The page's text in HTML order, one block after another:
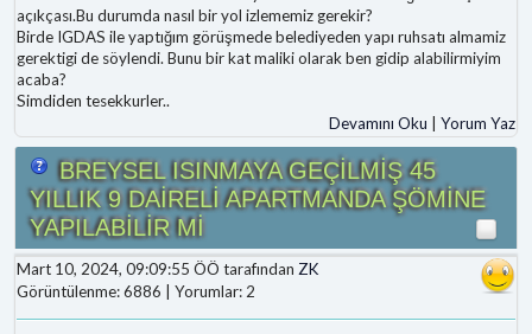
açıkçası.Bu durumda nasıl bir yol izlememiz gerekir?
Birde IGDAS ile yaptığım görüşmede belediyeden yapı ruhsatı almamiz
gerektigi de söylendi. Bunu bir kat maliki olarak ben gidip alabilirmiyim
acaba?
Simdiden tesekkurler..
Devamını Oku
Yorum Yaz
BREYSEL ISINMAYA GEÇİLMİŞ 45
YILLIK 9 DAİRELİ APARTMANDA ŞÖMİNE
YAPILABİLİR Mİ
Mart 10, 2024, 09:09:55 ÖÖ tarafından ZK
Görüntülenme: 6886 | Yorumlar: 2